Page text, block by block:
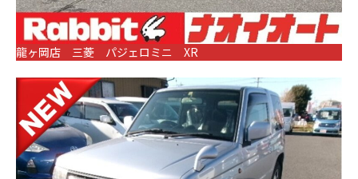
龍ヶ岡店 三菱 パジェロミニ XR